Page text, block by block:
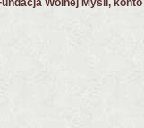
Wolnej Myśli,